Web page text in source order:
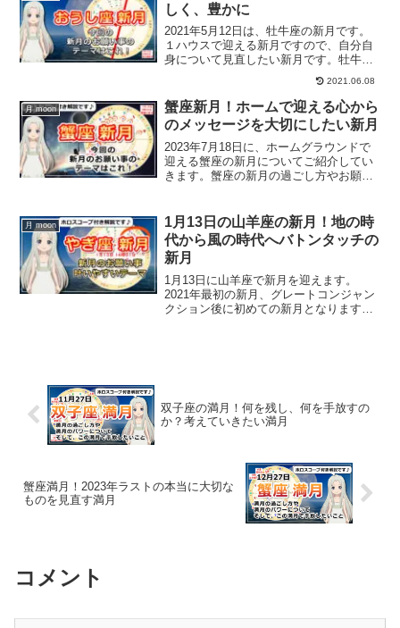
しく、豊かに
2021年5月12日は、牡牛座の新月です。
１ハウスで迎える新月ですので、自分自
身について見直したい新月です。牡牛座
の新月の詳細、過ごし方、お願い事など
をホロスコープを交えて解説していきま
す。
2021.06.08
月 moon
蟹座新月！ホームで迎える心から
のメッセージを大切にしたい新月
2023年7月18日に、ホームグラウンドで
迎える蟹座の新月についてご紹介してい
きます。蟹座の新月の過ごし方やお願い
月 moon
1月13日の山羊座の新月！地の時
代から風の時代へバトンタッチの
新月
1月13日に山羊座で新月を迎えます。
2021年最初の新月、グレートコンジャン
クション後に初めての新月となります。
双子座の満月！何を残し、何を手放すの
か？考えていきたい満月
蟹座満月！2023年ラストの本当に大切な
ものを見直す満月
コメント